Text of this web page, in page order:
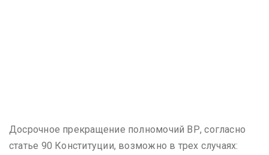
Досрочное прекращение полномочий ВР, согласно
статье 90 Конституции, возможно в трех случаях: